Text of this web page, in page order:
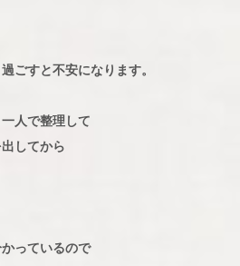
ごすと不安になります。
人で整理して
してから
っているので